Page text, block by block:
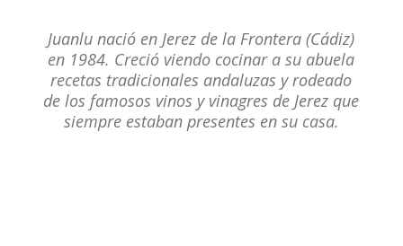
Juanlu nació en Jerez de la Frontera (Cádiz)
en 1984. Creció viendo cocinar a su abuela
recetas tradicionales andaluzas y rodeado
de los famosos vinos y vinagres de Jerez que
siempre estaban presentes en su casa.